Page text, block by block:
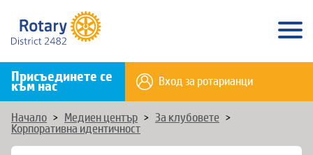
Присъединете се
към нас Вход за ротарианци
Начало > Медиен център > За клубовете
>
Корпоративна идентичност